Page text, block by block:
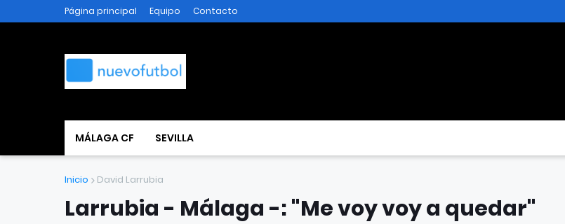
Página principal Equipo Contacto
MÁLAGA CF SEVILLA
Inicio David Larrubia
Larrubia - Málaga -: "Me voy voy a quedar"